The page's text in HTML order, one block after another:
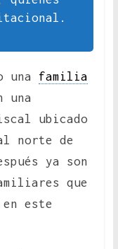
una familia
una
ubicado
norte de
ya son
que
este